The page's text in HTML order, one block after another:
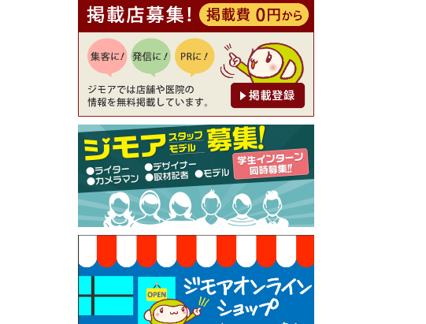
【ジモア限定②】初回割引 特
価 鼻毛脱毛 半額 2,200円⇒1,1
00円（メンズ専門ワックス脱
毛サロン Mickle（ミック
ル））
[有効期限]2026年9月30日
【ジモア限定特典①】まつ毛
カール 3,850円→ 2,750円（Pr
emiere（プルミエール））
[有効期限]2026年9月30日
焼き餃子 一皿サービス（餃子
酒場たっちゃん 西早稲田
店）
[有効期限]2026年9月30日